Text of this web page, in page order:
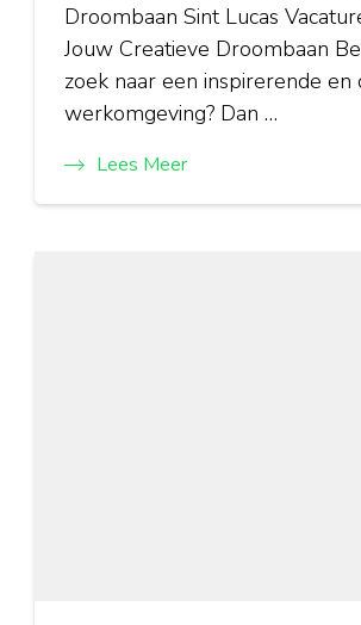
Droombaan Sint Lucas
Jouw Creatieve Droombaan
zoek naar een inspirerende en
werkomgeving? Dan …
Lees Meer